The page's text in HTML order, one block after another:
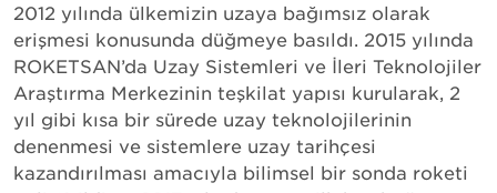
2012 yılında ülkemizin uzaya bağımsız olarak
erişmesi konusunda düğmeye basıldı. 2015 yılında
ROKETSAN’da Uzay Sistemleri ve İleri Teknolojiler
Araştırma Merkezinin teşkilat yapısı kurularak, 2
yıl gibi kısa bir sürede uzay teknolojilerinin
denenmesi ve sistemlere uzay tarihçesi
kazandırılması amacıyla bilimsel bir sonda roketi